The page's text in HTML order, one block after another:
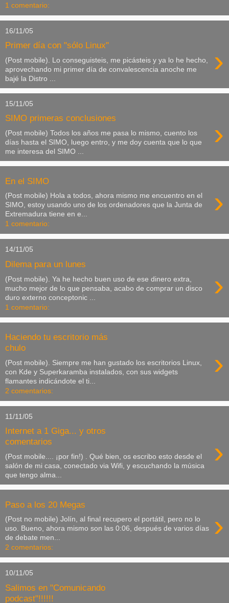
1 comentario:
16/11/05
Primer día con "sólo Linux" ›
(Post mobile). Lo conseguisteis, me picásteis y ya lo he hecho,
aprovechando mi primer día de convalescencia anoche me
bajé la Distro ...
15/11/05
SIMO primeras conclusiones ›
(Post mobile) Todos los años me pasa lo mismo, cuento los
días hasta el SIMO, luego entro, y me doy cuenta que lo que
me interesa del SIMO ...
En el SIMO
›
(Post mobile) Hola a todos, ahora mismo me encuentro en el
SIMO, estoy usando uno de los ordenadores que la Junta de
Extremadura tiene en e...
1 comentario:
14/11/05
Dilema para un lunes
›
(Post mobile). Ya he hecho buen uso de ese dinero extra,
mucho mejor de lo que pensaba, acabo de comprar un disco
duro externo conceptonic ...
1 comentario:
Haciendo tu escritorio más
chulo
›
(Post mobile). Siempre me han gustado los escritorios Linux,
con Kde y Superkaramba instalados, con sus widgets
flamantes indicándote el ti...
2 comentarios:
11/11/05
Internet a 1 Giga... y otros
comentarios
›
(Post mobile.... ¡por fin!) . Qué bien, os escribo esto desde el
salón de mi casa, conectado via Wifi, y escuchando la música
que tengo alma...
Paso a los 20 Megas
›
(Post no mobile) Jolín, al final recupero el portátil, pero no lo
uso. Bueno, ahora mismo son las 0:06, después de varios días
de debate men...
2 comentarios:
10/11/05
Salimos en "Comunicando
podcast"!!!!!!